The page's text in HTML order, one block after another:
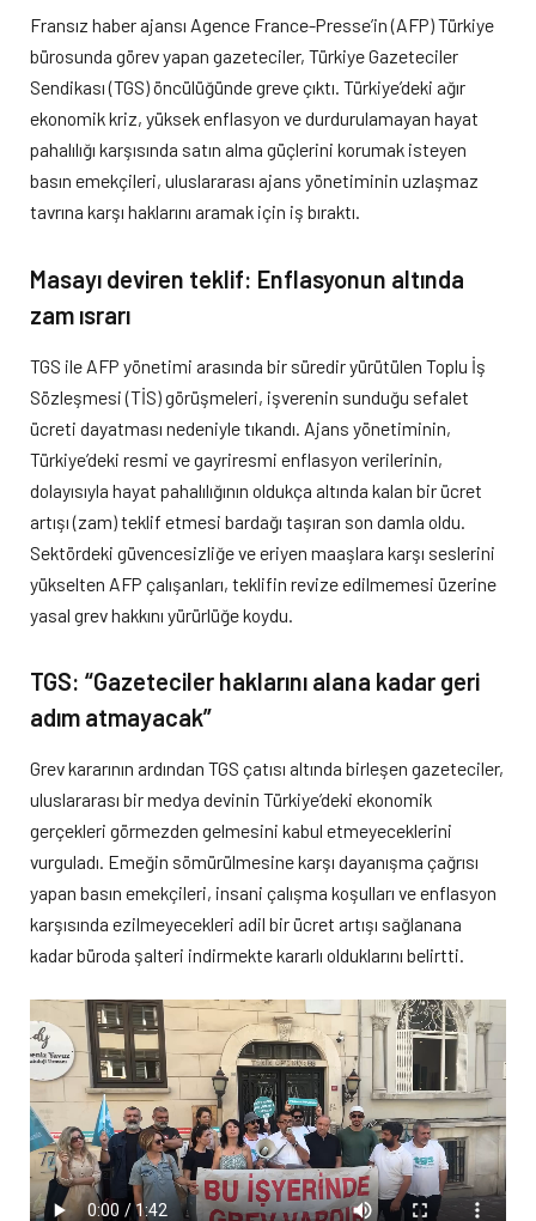
Fransız haber ajansı Agence France-Presse’in (AFP) Türkiye
bürosunda görev yapan gazeteciler, Türkiye Gazeteciler
Sendikası (TGS) öncülüğünde greve çıktı. Türkiye’deki ağır
ekonomik kriz, yüksek enflasyon ve durdurulamayan hayat
pahalılığı karşısında satın alma güçlerini korumak isteyen
basın emekçileri, uluslararası ajans yönetiminin uzlaşmaz
tavrına karşı haklarını aramak için iş bıraktı.
Masayı deviren teklif: Enflasyonun altında
zam ısrarı
TGS ile AFP yönetimi arasında bir süredir yürütülen Toplu İş
Sözleşmesi (TİS) görüşmeleri, işverenin sunduğu sefalet
ücreti dayatması nedeniyle tıkandı. Ajans yönetiminin,
Türkiye’deki resmi ve gayriresmi enflasyon verilerinin,
dolayısıyla hayat pahalılığının oldukça altında kalan bir ücret
artışı (zam) teklif etmesi bardağı taşıran son damla oldu.
Sektördeki güvencesizliğe ve eriyen maaşlara karşı seslerini
yükselten AFP çalışanları, teklifin revize edilmemesi üzerine
yasal grev hakkını yürürlüğe koydu.
TGS: “Gazeteciler haklarını alana kadar geri
adım atmayacak”
Grev kararının ardından TGS çatısı altında birleşen gazeteciler,
uluslararası bir medya devinin Türkiye’deki ekonomik
gerçekleri görmezden gelmesini kabul etmeyeceklerini
vurguladı. Emeğin sömürülmesine karşı dayanışma çağrısı
yapan basın emekçileri, insani çalışma koşulları ve enflasyon
karşısında ezilmeyecekleri adil bir ücret artışı sağlanana
kadar büroda şalteri indirmekte kararlı olduklarını belirtti.